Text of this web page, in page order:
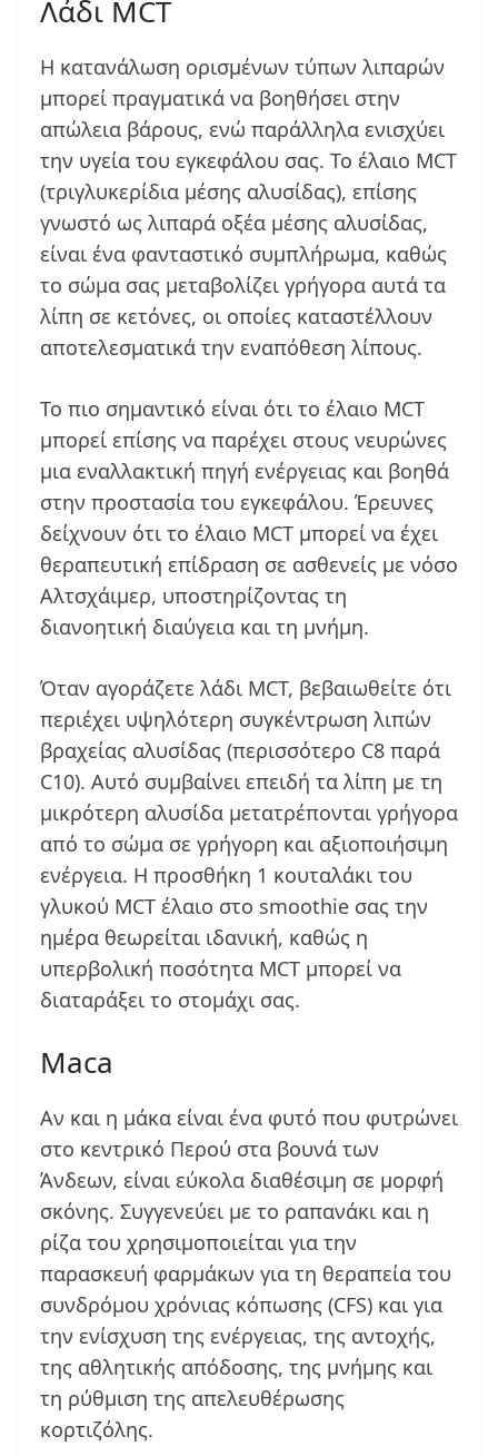
Λάδι MCT
Η κατανάλωση ορισμένων τύπων λιπαρών
μπορεί πραγματικά να βοηθήσει στην
απώλεια βάρους, ενώ παράλληλα ενισχύει
την υγεία του εγκεφάλου σας. Το έλαιο MCT
(τριγλυκερίδια μέσης αλυσίδας), επίσης
γνωστό ως λιπαρά οξέα μέσης αλυσίδας,
είναι ένα φανταστικό συμπλήρωμα, καθώς
το σώμα σας μεταβολίζει γρήγορα αυτά τα
λίπη σε κετόνες, οι οποίες καταστέλλουν
αποτελεσματικά την εναπόθεση λίπους.
Το πιο σημαντικό είναι ότι το έλαιο MCT
μπορεί επίσης να παρέχει στους νευρώνες
μια εναλλακτική πηγή ενέργειας και βοηθά
στην προστασία του εγκεφάλου. Έρευνες
δείχνουν ότι το έλαιο MCT μπορεί να έχει
θεραπευτική επίδραση σε ασθενείς με νόσο
Αλτσχάιμερ, υποστηρίζοντας τη
διανοητική διαύγεια και τη μνήμη.
Όταν αγοράζετε λάδι MCT, βεβαιωθείτε ότι
περιέχει υψηλότερη συγκέντρωση λιπών
βραχείας αλυσίδας (περισσότερο C8 παρά
C10). Αυτό συμβαίνει επειδή τα λίπη με τη
μικρότερη αλυσίδα μετατρέπονται γρήγορα
από το σώμα σε γρήγορη και αξιοποιήσιμη
ενέργεια. Η προσθήκη 1 κουταλάκι του
γλυκού MCT έλαιο στο smoothie σας την
ημέρα θεωρείται ιδανική, καθώς η
υπερβολική ποσότητα MCT μπορεί να
διαταράξει το στομάχι σας.
Maca
Αν και η μάκα είναι ένα φυτό που φυτρώνει
στο κεντρικό Περού στα βουνά των
Άνδεων, είναι εύκολα διαθέσιμη σε μορφή
σκόνης. Συγγενεύει με το ραπανάκι και η
ρίζα του χρησιμοποιείται για την
παρασκευή φαρμάκων για τη θεραπεία του
συνδρόμου χρόνιας κόπωσης (CFS) και για
την ενίσχυση της ενέργειας, της αντοχής,
της αθλητικής απόδοσης, της μνήμης και
τη ρύθμιση της απελευθέρωσης
κορτιζόλης.